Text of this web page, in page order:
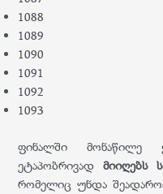
1088
1089
1090
1091
1092
1093
ფინალში მონაწილე
ეტაპობრივადმიიღებს
რომელიც უნდა